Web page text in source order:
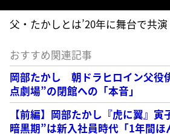
父・たかしとは’20年に舞台で共演
おすすめ関連記事
岡部たかし 朝ドラヒロイン父役
点劇場”の閉館への「本音」
【前編】岡部たかし『虎に翼』
暗黒期”は新入社員時代「1年間ほ